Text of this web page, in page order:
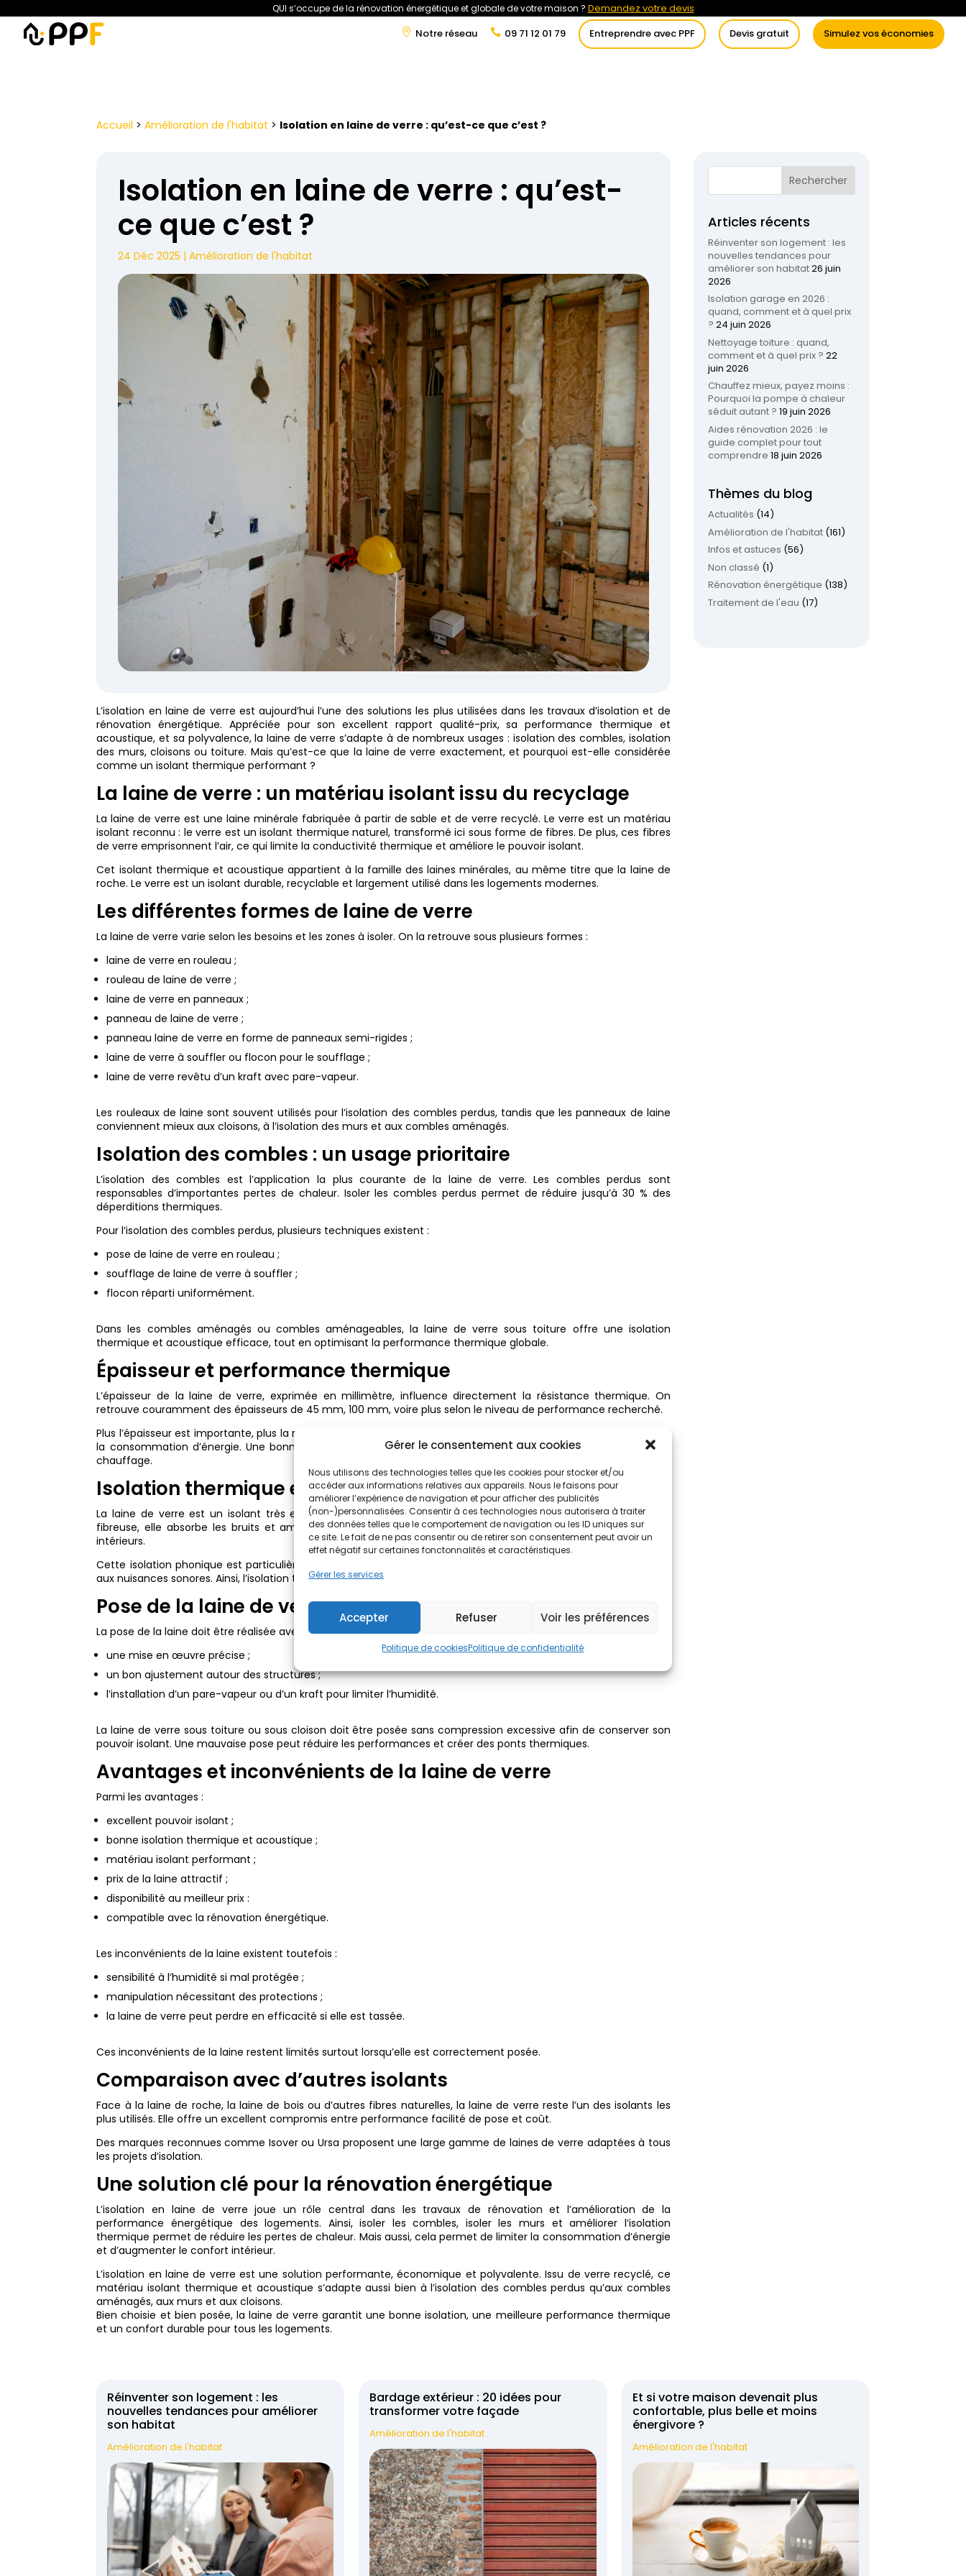
Gérer le consentement aux cookies
Nous utilisons des technologies telles que les cookies pour stocker et/ou
accéder aux informations relatives aux appareils. Nous le faisons pour
améliorer l’expérience de navigation et pour afficher des publicités
(non-)personnalisées. Consentir à ces technologies nous autorisera à traiter
des données telles que le comportement de navigation ou les ID uniques sur
ce site. Le fait de ne pas consentir ou de retirer son consentement peut avoir un
effet négatif sur certaines fonctonnalités et caractéristiques.
Gérer les services
Accepter Refuser Voir les préférences
Politique de cookiesPolitique de confidentialité
QUI s’occupe de la rénovation énergétique et globale de votre maison ? Demandez votre devis
Notre réseau
09 71 12 01 79 Entreprendre avec PPF Devis gratuit Simulez vos économies
Rénovation Énergétique Énergies Renouvelables Traitement de l’eau Conseils
Accueil >Amélioration de l'habitat > Isolation en laine de verre : qu’est-ce que c’est ?
Isolation en laine de verre : qu’est-
ce que c’est ?
24 Déc 2025 |Amélioration de l'habitat
L’isolation en laine de verre est aujourd’hui l’une des solutions les plus utilisées dans les travaux d’isolation et de
rénovation énergétique. Appréciée pour son excellent rapport qualité-prix, sa performance thermique et
acoustique, et sa polyvalence, la laine de verre s’adapte à de nombreux usages : isolation des combles, isolation
des murs, cloisons ou toiture. Mais qu’est-ce que la laine de verre exactement, et pourquoi est-elle considérée
comme un isolant thermique performant ?
La laine de verre : un matériau isolant issu du recyclage
La laine de verre est une laine minérale fabriquée à partir de sable et de verre recyclé. Le verre est un matériau
isolant reconnu : le verre est un isolant thermique naturel, transformé ici sous forme de fibres. De plus, ces fibres
de verre emprisonnent l’air, ce qui limite la conductivité thermique et améliore le pouvoir isolant.
Cet isolant thermique et acoustique appartient à la famille des laines minérales, au même titre que la laine de
roche. Le verre est un isolant durable, recyclable et largement utilisé dans les logements modernes.
Les différentes formes de laine de verre
La laine de verre varie selon les besoins et les zones à isoler. On la retrouve sous plusieurs formes :
laine de verre en rouleau ;
rouleau de laine de verre ;
laine de verre en panneaux ;
panneau de laine de verre ;
panneau laine de verre en forme de panneaux semi-rigides ;
laine de verre à souffler ou flocon pour le soufflage ;
laine de verre revêtu d’un kraft avec pare-vapeur.
Les rouleaux de laine sont souvent utilisés pour l’isolation des combles perdus, tandis que les panneaux de laine
conviennent mieux aux cloisons, à l’isolation des murs et aux combles aménagés.
Isolation des combles : un usage prioritaire
L’isolation des combles est l’application la plus courante de la laine de verre. Les combles perdus sont
responsables d’importantes pertes de chaleur. Isoler les combles perdus permet de réduire jusqu’à 30 % des
déperditions thermiques.
Pour l’isolation des combles perdus, plusieurs techniques existent :
pose de laine de verre en rouleau ;
soufflage de laine de verre à souffler ;
flocon réparti uniformément.
Dans les combles aménagés ou combles aménageables, la laine de verre sous toiture offre une isolation
thermique et acoustique efficace, tout en optimisant la performance thermique globale.
Épaisseur et performance thermique
L’épaisseur de la laine de verre, exprimée en millimètre, influence directement la résistance thermique. On
retrouve couramment des épaisseurs de 45 mm, 100 mm, voire plus selon le niveau de performance recherché.
Plus l’épaisseur est importante, plus la résistance thermique augmente, ce qui améliore la performance et limite
la consommation d’énergie. Une bonne isolation permet ainsi d’obtenir une meilleure isolation avec moins de
chauffage.
Isolation thermique et acoustique
La laine de verre est un isolant très efficace, mais aussi un excellent isolant phonique. Grâce à sa structure
fibreuse, elle absorbe les bruits et améliore le confort acoustique, notamment dans les cloisons et les murs
intérieurs.
Cette isolation phonique est particulièrement appréciée dans les logements collectifs ou les maisons exposées
aux nuisances sonores. Ainsi, l’isolation thermique et acoustique contribue à un confort durable au quotidien.
Pose de la laine de verre : ce qu’il faut savoir
La pose de la laine doit être réalisée avec soin pour garantir une isolation efficace. La laine de verre nécessite :
une mise en œuvre précise ;
un bon ajustement autour des structures ;
l’installation d’un pare-vapeur ou d’un kraft pour limiter l’humidité.
La laine de verre sous toiture ou sous cloison doit être posée sans compression excessive afin de conserver son
pouvoir isolant. Une mauvaise pose peut réduire les performances et créer des ponts thermiques.
Avantages et inconvénients de la laine de verre
Parmi les avantages :
excellent pouvoir isolant ;
bonne isolation thermique et acoustique ;
matériau isolant performant ;
prix de la laine attractif ;
disponibilité au meilleur prix :
compatible avec la rénovation énergétique.
Les inconvénients de la laine existent toutefois :
sensibilité à l’humidité si mal protégée ;
manipulation nécessitant des protections ;
la laine de verre peut perdre en efficacité si elle est tassée.
Ces inconvénients de la laine restent limités surtout lorsqu’elle est correctement posée.
Comparaison avec d’autres isolants
Face à la laine de roche, la laine de bois ou d’autres fibres naturelles, la laine de verre reste l’un des isolants les
plus utilisés. Elle offre un excellent compromis entre performance facilité de pose et coût.
Des marques reconnues comme Isover ou Ursa proposent une large gamme de laines de verre adaptées à tous
les projets d’isolation.
Une solution clé pour la rénovation énergétique
L’isolation en laine de verre joue un rôle central dans les travaux de rénovation et l’amélioration de la
performance énergétique des logements. Ainsi, isoler les combles, isoler les murs et améliorer l’isolation
thermique permet de réduire les pertes de chaleur. Mais aussi, cela permet de limiter la consommation d’énergie
et d’augmenter le confort intérieur.
L’isolation en laine de verre est une solution performante, économique et polyvalente. Issu de verre recyclé, ce
matériau isolant thermique et acoustique s’adapte aussi bien à l’isolation des combles perdus qu’aux combles
aménagés, aux murs et aux cloisons.
Bien choisie et bien posée, la laine de verre garantit une bonne isolation, une meilleure performance thermique
et un confort durable pour tous les logements.
Articles récents
Réinventer son logement : les
nouvelles tendances pour
améliorer son habitat26 juin
2026
Isolation garage en 2026 :
quand, comment et à quel prix
? 24 juin 2026
Nettoyage toiture : quand,
comment et à quel prix ? 22
juin 2026
Chauffez mieux, payez moins :
Pourquoi la pompe à chaleur
séduit autant ? 19 juin 2026
Aides rénovation 2026 : le
guide complet pour tout
comprendre 18 juin 2026
Thèmes du blog
Actualités (14)
Amélioration de l'habitat(161)
Infos et astuces (56)
Non classé (1)
Rénovation énergétique (138)
Traitement de l'eau (17)
Réinventer son logement : les
nouvelles tendances pour améliorer
son habitat
Amélioration de l'habitat
Bardage extérieur : 20 idées pour
transformer votre façade
Amélioration de l'habitat
Et si votre maison devenait plus
confortable, plus belle et moins
énergivore ?
Amélioration de l'habitat